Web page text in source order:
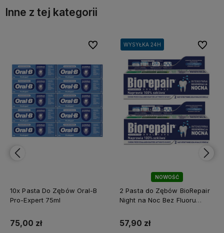
Inne z tej kategorii
2 Pasta do Zębów BioRepair
Night na Noc Bez Fluoru
57,90 zł
Do ulubionych
Do ulubionych
NOWOŚĆ
WYSYŁKA 24H
2x Pasta BLANX do Zębów
Wybielająca Olej Kokosowy
47,90 zł
Do
Do